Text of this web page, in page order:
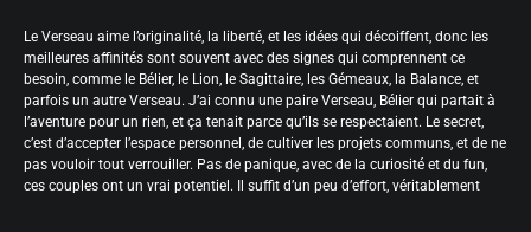
Le Verseau aime l’originalité, la liberté, et les idées qui décoiffent, donc les
meilleures affinités sont souvent avec des signes qui comprennent ce
besoin, comme le Bélier, le Lion, le Sagittaire, les Gémeaux, la Balance, et
parfois un autre Verseau. J’ai connu une paire Verseau, Bélier qui partait à
l’aventure pour un rien, et ça tenait parce qu’ils se respectaient. Le secret,
c’est d’accepter l’espace personnel, de cultiver les projets communs, et de ne
pas vouloir tout verrouiller. Pas de panique, avec de la curiosité et du fun,
ces couples ont un vrai potentiel. Il suffit d’un peu d’effort, véritablement